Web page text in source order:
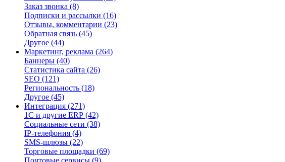
Заказ звонка (8)
Подписки и рассылки (16)
Отзывы, комментарии (23)
Обратная связь (45)
Другое (44)
Маркетинг, реклама (264)
Баннеры (40)
Статистика сайта (26)
SEO (121)
Региональность (18)
Другое (45)
Интеграция (271)
1С и другие ERP (42)
Социальные сети (38)
IP-телефония (4)
SMS-шлюзы (22)
Торговые площадки (69)
Почтовые сервисы (9)